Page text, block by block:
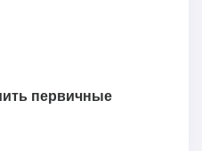
первичные